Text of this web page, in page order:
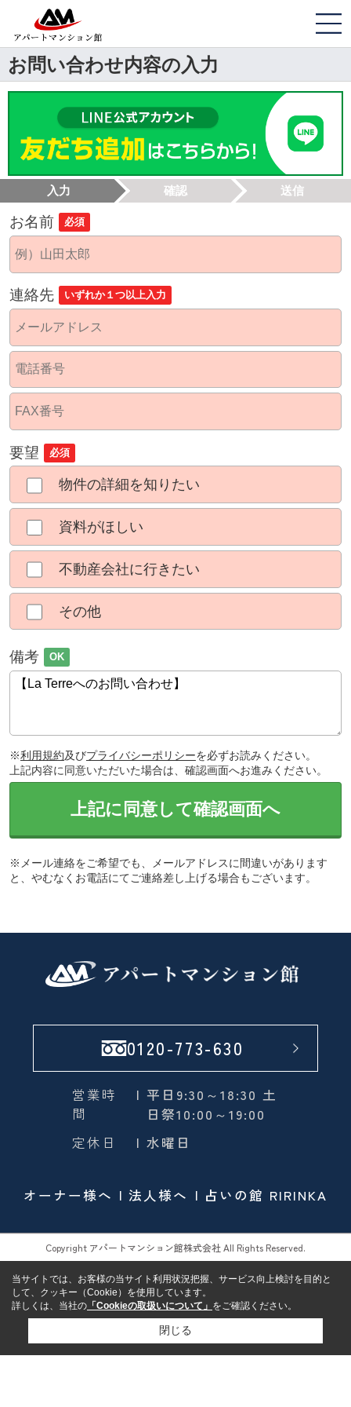
お問い合わせ内容の入力
入力 確認 送信
お名前 必須
連絡先 いずれか１つ以上入力
要望 必須
物件の詳細を知りたい
資料がほしい
不動産会社に行きたい
その他
備考 OK
※利用規約及びプライバシーポリシーを必ずお読みください。
上記内容に同意いただいた場合は、確認画面へお進みください。
上記に同意して確認画面へ
※メール連絡をご希望でも、メールアドレスに間違いがあります
と、やむなくお電話にてご連絡差し上げる場合もございます。
0120-773-630
営業時
間
| 平日9:30～18:30 土
日祭10:00～19:00
定休日
| 水曜日
オーナー様へ 法人様へ 占いの館 RIRINKA
Copyright アパートマンション館株式会社 All Rights Reserved.
当サイトでは、お客様の当サイト利用状況把握、サービス向上検討を目的と
して、クッキー（Cookie）を使用しています。
詳しくは、当社の 「Cookieの取扱いについて」 をご確認ください。
閉じる